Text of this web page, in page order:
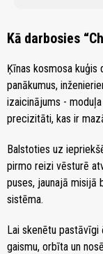
Kā darbosies
Ķīnas kosmosa kuģis
panākumus,
izaicinājums -
precizitāti, kas ir
Balstoties uz
pirmo reizi vēsturē
puses, jaunajā misijā
sistēma.
Lai skenētu pastāvīgi
gaismu, orbīta un